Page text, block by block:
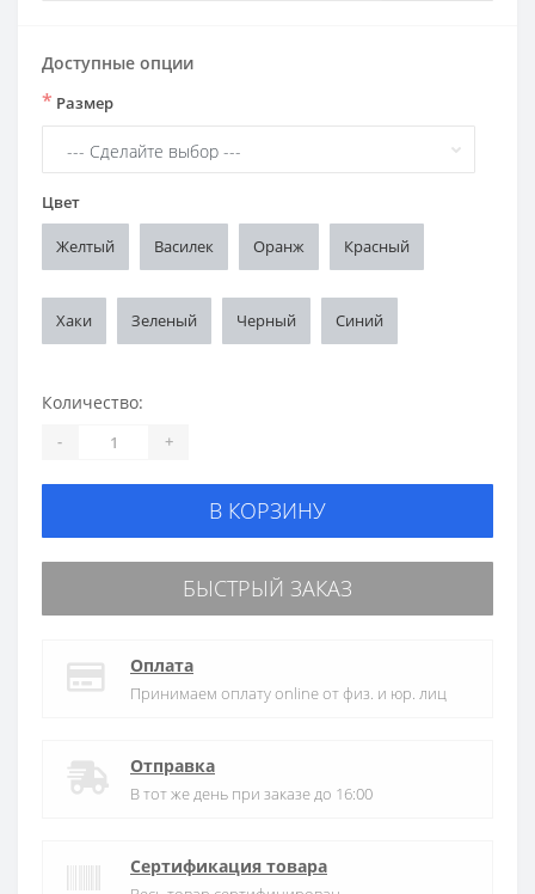
Доступные опции
* Размер
Цвет
Желтый Василек Оранж Красный
Хаки Зеленый Черный Синий
Количество:
- +
В КОРЗИНУ
БЫСТРЫЙ ЗАКАЗ
Оплата
Принимаем оплату online от физ. и юр. лиц
Отправка
В тот же день при заказе до 16:00
Сертификация товара